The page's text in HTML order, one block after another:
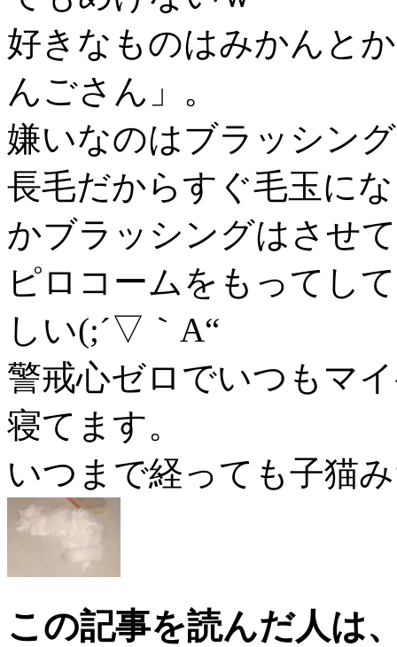
好きなものはみかんと
んごさん」。
嫌いなのはブラッシン
長毛だからすぐ毛玉に
かブラッシングはさせ
ピロコームをもってし
しい(;´▽｀A“
警戒心ゼロでいつもマ
寝てます。
いつまで経っても子猫
この記事を読んだ人は